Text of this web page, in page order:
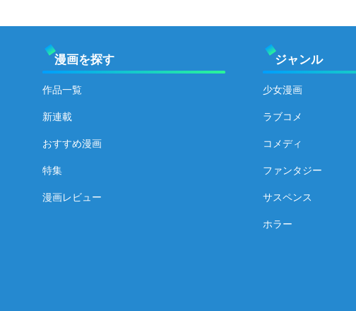
漫画を探す
作品一覧
新連載
おすすめ漫画
特集
漫画レビュー
ジャンル
少女漫画
ラブコメ
コメディ
ファンタジー
サスペンス
ホラー